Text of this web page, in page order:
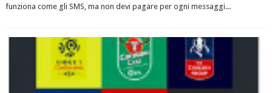
funziona come gli SMS, ma non devi pagare per ogni messaggi...